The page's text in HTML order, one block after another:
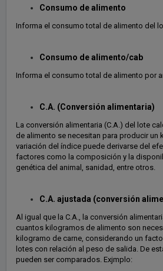
Consumo de alimento
Informa el consumo total de alimento del
Consumo de alimento/cab
Informa el consumo total de alimento por
C.A. (Conversión alimentaria)
La conversión alimentaria (C.A.) del lote
de alimento se necesitan para producir un
variación del índice puede derivarse del
factores como la composición y la
genética del animal, sanidad, entre otros.
C.A. ajustada (conversión
Al igual que la C.A., la conversión
cuantos kilogramos de alimento son
kilogramo de carne, considerando un
lotes con relación al peso de salida. De
pueden ser comparados. Exjmplo: